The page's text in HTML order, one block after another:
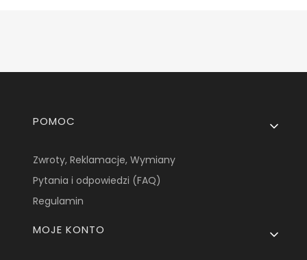
Linki w stopce
POMOC
Zwroty, Reklamacje, Wymiany
Pytania i odpowiedzi (FAQ)
Regulamin
MOJE KONTO